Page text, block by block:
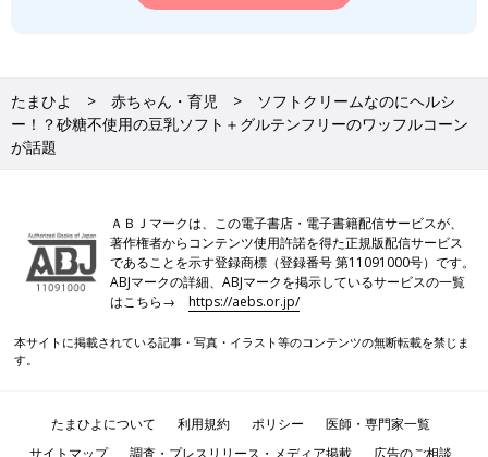
たまひよ 赤ちゃん・育児
ソフトクリームなのにヘルシ
ー！？砂糖不使用の豆乳ソフト＋グルテンフリーのワッフルコーン
が話題
ＡＢＪマークは、この電子書店・電子書籍配信サービスが、
著作権者からコンテンツ使用許諾を得た正規版配信サービス
であることを示す登録商標（登録番号 第11091000号）です。
ABJマークの詳細、ABJマークを掲示しているサービスの一覧
はこちら→https://aebs.or.jp/
本サイトに掲載されている記事・写真・イラスト等のコンテンツの無断転載を禁じま
す。
たまひよについて 利用規約 ポリシー
医師・専門家一覧